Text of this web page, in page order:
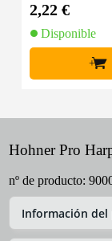
2,22 €
Disponible
+
Hohner Pro
nº de producto:
Información